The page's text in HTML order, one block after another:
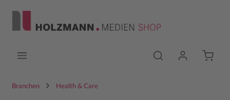
Branchen Health & Care